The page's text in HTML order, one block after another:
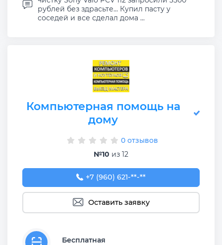
рублей без здрасьте... Купил пасту у
соседей и все сделал дома ...
Компьютерная помощь на
дому
0 отзывов
№10 из 12
+7 (960) 621-55-66
+7 (960) 621-**-**
Оставить заявку
Бесплатная